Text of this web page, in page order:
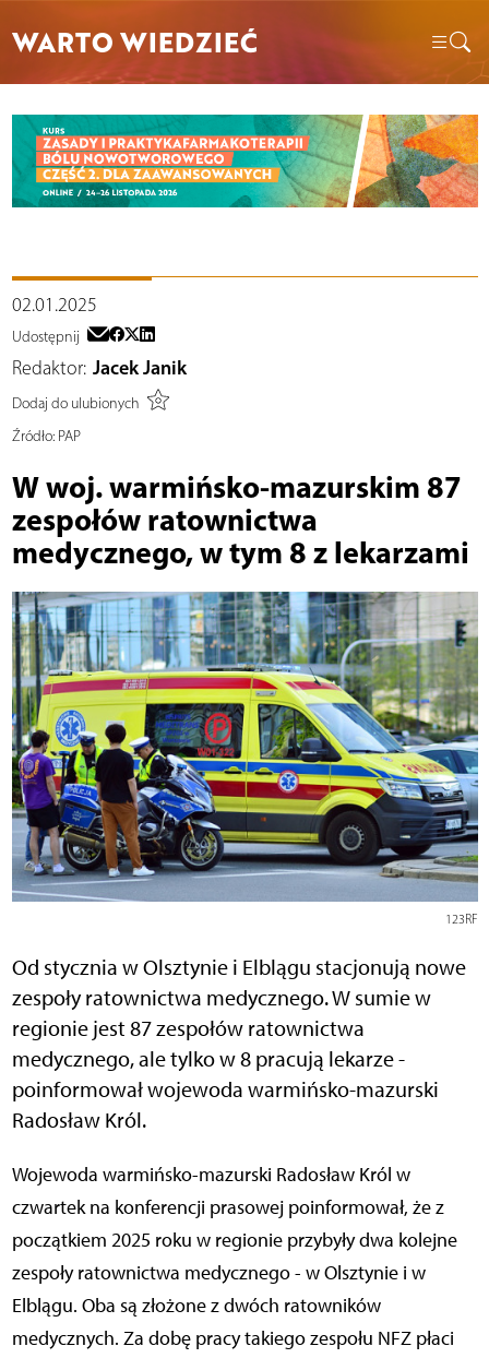
WARTO WIEDZIEĆ
02.01.2025
Udostępnij
Redaktor: Jacek Janik
Dodaj do ulubionych
Źródło:PAP
W woj. warmińsko-mazurskim 87
zespołów ratownictwa
medycznego, w tym 8 z lekarzami
123RF
Od stycznia w Olsztynie i Elblągu stacjonują nowe
zespoły ratownictwa medycznego. W sumie w
regionie jest 87 zespołów ratownictwa
medycznego, ale tylko w 8 pracują lekarze -
poinformował wojewoda warmińsko-mazurski
Radosław Król.
Wojewoda warmińsko-mazurski Radosław Król w
czwartek na konferencji prasowej poinformował, że z
początkiem 2025 roku w regionie przybyły dwa kolejne
zespoły ratownictwa medycznego - w Olsztynie i w
Elblągu. Oba są złożone z dwóch ratowników
medycznych. Za dobę pracy takiego zespołu NFZ płaci